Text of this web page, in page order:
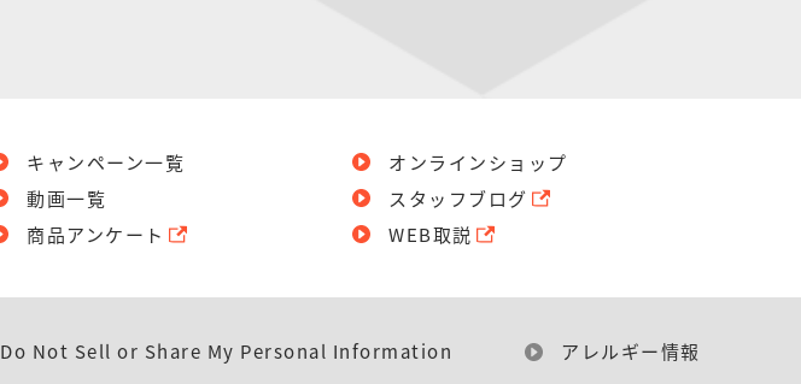
キャンペーン一覧
動画一覧
商品アンケート
オンラインショップ
スタッフブログ
WEB取説
Do Not Sell or Share My Personal Information アレルギー情報